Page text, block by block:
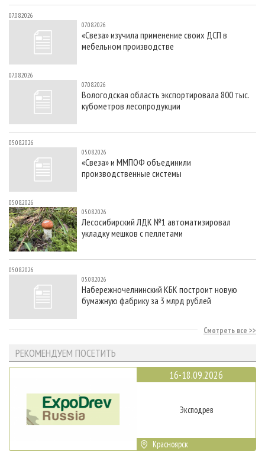
07.08.2026
07.08.2026
«Свеза» изучила применение своих ДСП в
мебельном производстве
07.08.2026
07.08.2026
Вологодская область экспортировала 800 тыс.
кубометров лесопродукции
05.08.2026
05.08.2026
«Свеза» и ММПОФ объединили
производственные системы
05.08.2026
05.08.2026
Лесосибирский ЛДК №1 автоматизировал
укладку мешков с пеллетами
05.08.2026
05.08.2026
Набережночелнинский КБК построит новую
бумажную фабрику за 3 млрд рублей
Смотреть все
РЕКОМЕНДУЕМ ПОСЕТИТЬ
16-18.09.2026
Эксподрев
Красноярск